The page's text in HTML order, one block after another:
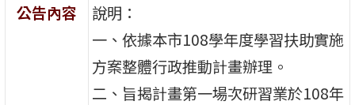
公告內容
說明：
一、依據本市108學年度學習扶助實施
方案整體行政推動計畫辦理。
二、旨揭計畫第一場次研習業於108年